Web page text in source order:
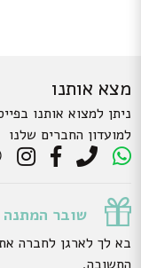
מצא אותנו
ניתן למצוא אותנו
למועדון החברים שלנו
שובר המתנה
בא לך לארגן לחברה